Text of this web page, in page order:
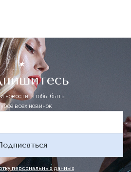
новости, чтобы быть
всех новинок
персональных данных